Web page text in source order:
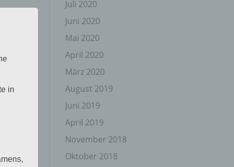
Juli 2020
Juni 2020
Mai 2020
April 2020
März 2020
August 2019
Juni 2019
April 2019
November 2018
Oktober 2018
in